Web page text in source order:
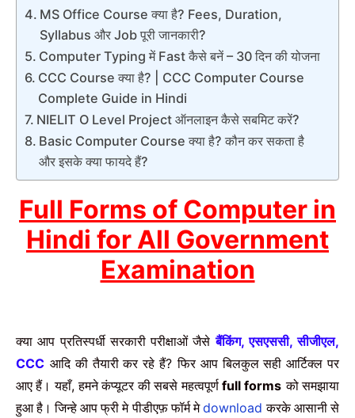
MS Office Course क्या है? Fees, Duration,
Syllabus और Job पूरी जानकारी?
Computer Typing में Fast कैसे बनें – 30 दिन की योजना
CCC Course क्या है? | CCC Computer Course
Complete Guide in Hindi
NIELIT O Level Project ऑनलाइन कैसे सबमिट करें?
Basic Computer Course क्या है? कौन कर सकता है
और इसके क्या फायदे हैं?
Full Forms of Computer in
Hindi for All Government
Examination
क्या आप प्रतिस्पर्धी सरकारी परीक्षाओं जैसेबैंकिंग,एसएससी,सीजीएल,
CCC आदि की तैयारी कर रहे हैं?फिर आप बिलकुल सही आर्टिक्ल पर
आए हैं। यहाँ,हमने कंप्यूटर की सबसे महत्वपूर्ण full forms को समझाया
हुआ है। जिन्हे आप फ्री मे पीडीएफ़ फॉर्म मेdownload करके आसानी से